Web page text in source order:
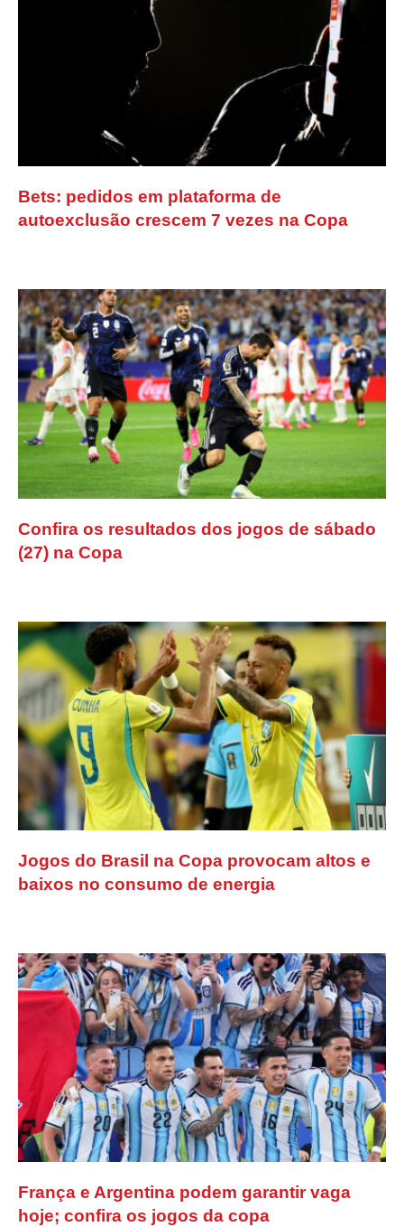
Bets: pedidos em plataforma de
autoexclusão crescem 7 vezes na Copa
Confira os resultados dos jogos de sábado
(27) na Copa
Jogos do Brasil na Copa provocam altos e
baixos no consumo de energia
França e Argentina podem garantir vaga
hoje; confira os jogos da copa